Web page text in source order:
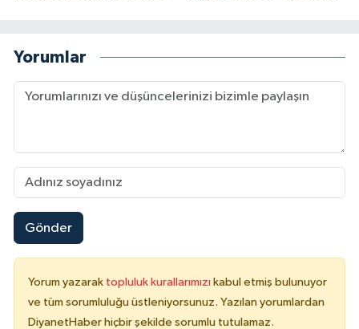
Yorumlar
Gönder
Yorum yazarak topluluk kurallarımızı kabul etmiş bulunuyor
ve tüm sorumluluğu üstleniyorsunuz. Yazılan yorumlardan
DiyanetHaber hiçbir şekilde sorumlu tutulamaz.